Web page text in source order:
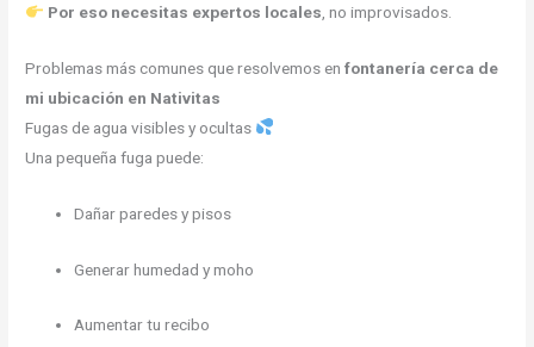
Por eso necesitas expertos locales , no improvisados.
Problemas más comunes que resolvemos enfontanería cerca de
mi ubicación en Nativitas
Fugas de agua visibles y ocultas
Una pequeña fuga puede:
Dañar paredes y pisos
Generar humedad y moho
Aumentar tu recibo